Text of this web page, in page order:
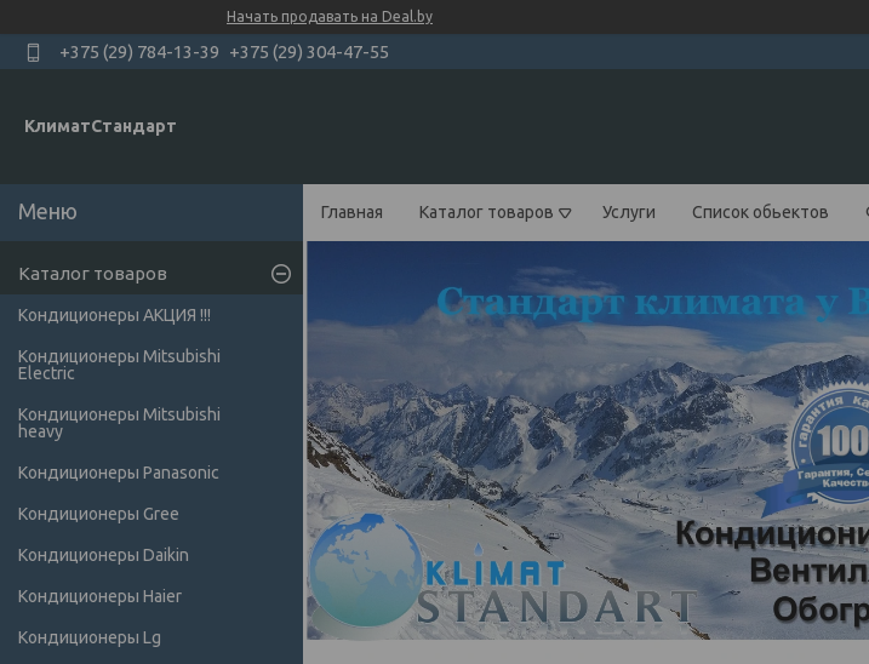
Начать продавать на Deal.by
+375 (29) 784-13-39 +375 (29) 304-47-55
КлиматСтандарт
Главная Каталог товаров Услуги Список обьектов
Каталог товаров
Кондиционеры АКЦИЯ !!!
Кондиционеры Mitsubishi
Electric
Кондиционеры Мitsubishi
heavy
Кондиционеры Panasonic
Кондиционеры Gree
Кондиционеры Daikin
Кондиционеры Haier
Кондиционеры Lg